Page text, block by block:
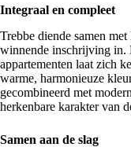
Integraal en compleet
Trebbe diende samen
winnende inschrijving in.
appartementen laat zich
warme, harmonieuze
gecombineerd met
herkenbare karakter van
Samen aan de slag